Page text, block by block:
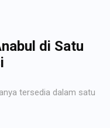
di Satu
tersedia dalam satu